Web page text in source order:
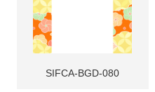
SIFCA-BGD-080